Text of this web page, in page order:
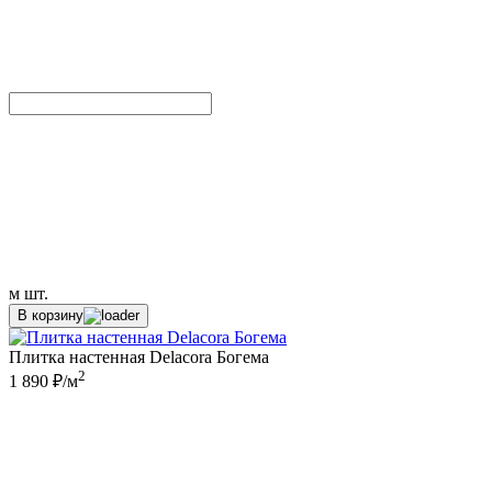
м шт.
В корзину
Плитка настенная Delacora Богема
1 890 ₽/м2